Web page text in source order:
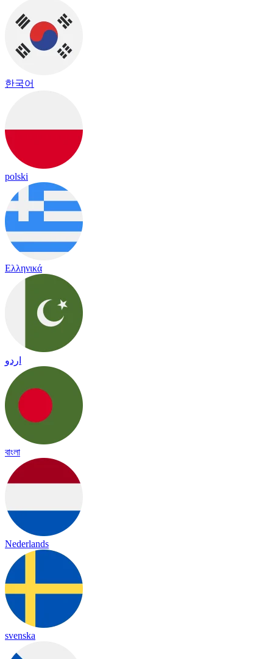
한국어
polski
Ελληνικά
اردو
বাংলা
Nederlands
svenska